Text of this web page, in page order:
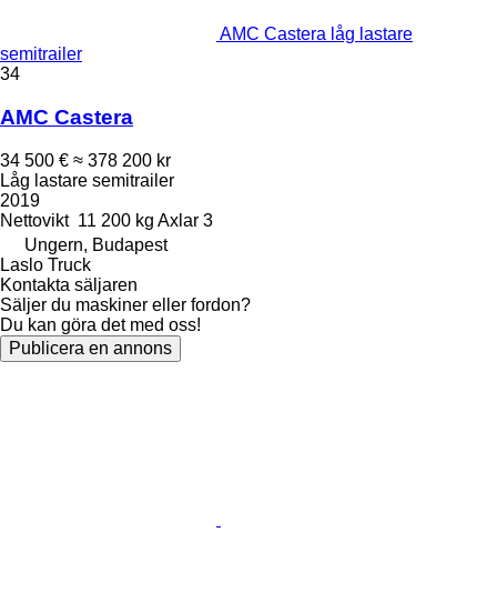
AMC Castera låg lastare
semitrailer
34
AMC Castera
34 500 € ≈ 378 200 kr
Låg lastare semitrailer
2019
Nettovikt 11 200 kg Axlar 3
Ungern, Budapest
Laslo Truck
Kontakta säljaren
Säljer du maskiner eller fordon?
Du kan göra det med oss!
Publicera en annons